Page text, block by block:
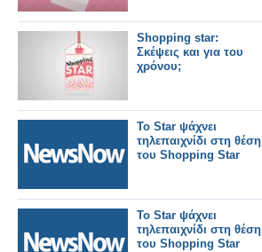
Shopping star:
Σκέψεις και για του
χρόνου;
Το Star ψάχνει
τηλεπαιχνίδι στη θέση
του Shopping Star
Το Star ψάχνει
τηλεπαιχνίδι στη θέση
του Shopping Star